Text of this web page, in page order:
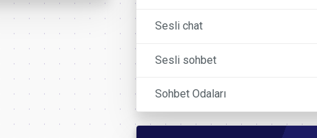
Sesli chat
Sesli sohbet
Sohbet Odaları